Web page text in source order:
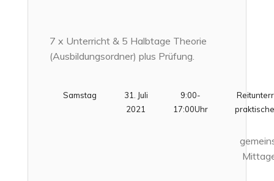
7 x Unterricht & 5 Halbtage Theorie
(Ausbildungsordner) plus Prüfung.
Samstag
31. Juli
2021
9:00-
17:00Uhr